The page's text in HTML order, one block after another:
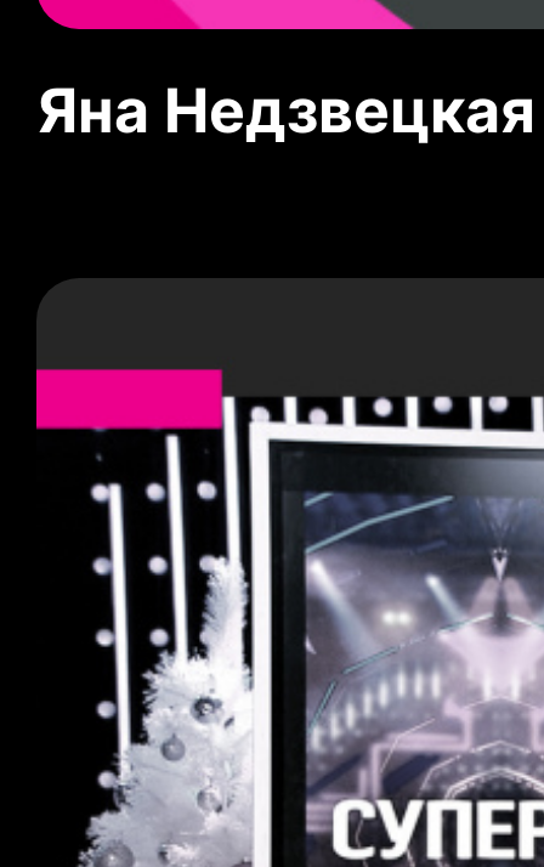
Яна Недзвецкая